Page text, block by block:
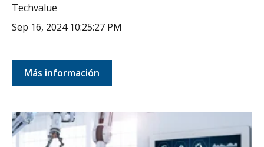
Techvalue
Sep 16, 2024 10:25:27 PM
Más información